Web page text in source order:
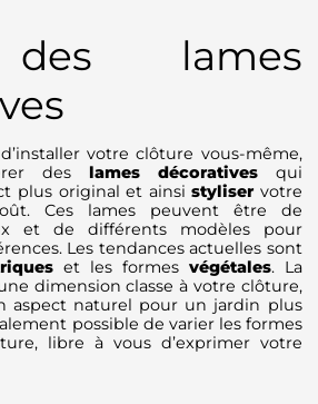
lames
votre clôture vous-même,
des lames décorativesqui
plus original et ainsistyliser votre
Ces lames peuvent être de
et de différents modèles pour
Les tendances actuelles sont
et les formes végétales. La
dimension classe à votre clôture,
aspect naturel pour un jardin plus
possible de varier les formes
libre à vous d’exprimer votre